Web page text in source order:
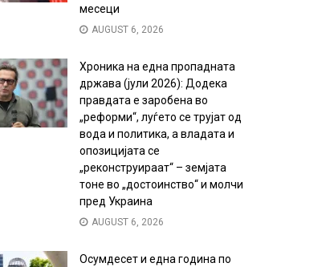
месеци
AUGUST 6, 2026
Хроника на една пропадната
држава (јули 2026): Додека
правдата е заробена во
„реформи“, луѓето се трујат од
вода и политика, а владата и
опозицијата се
„реконструираат“ – земјата
тоне во „достоинство“ и молчи
пред Украина
AUGUST 6, 2026
Осумдесет и една година по